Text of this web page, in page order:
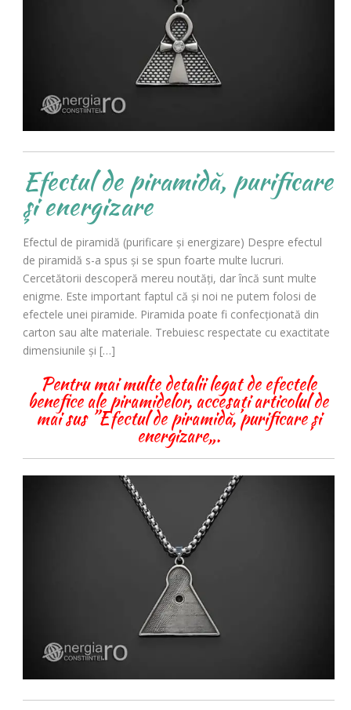
Efectul de piramidă, purificare
şi energizare
Efectul de piramidă (purificare şi energizare) Despre efectul
de piramidă s-a spus şi se spun foarte multe lucruri.
Cercetătorii descoperă mereu noutăţi, dar încă sunt multe
enigme. Este important faptul că şi noi ne putem folosi de
efectele unei piramide. Piramida poate fi confecţionată din
carton sau alte materiale. Trebuiesc respectate cu exactitate
dimensiunile şi […]
Pentru mai multe detalii legat de efectele
benefice ale piramidelor, accesați articolul de
mai sus ”Efectul de piramidă, purificare și
energizare„.